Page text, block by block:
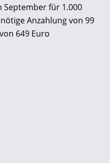
für 1.000
Anzahlung von 99
649 Euro